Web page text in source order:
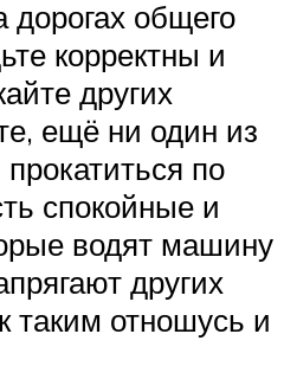
дорогах общего
корректны и
других
ещё ни один из
по
спокойные и
водят машину
других
отношусь и